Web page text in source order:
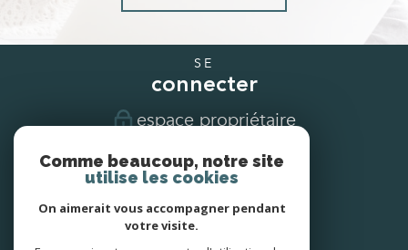
SE
connecter
espace propriétaire
NOUS
suivre
Comme beaucoup, notre site
utilise les cookies
On aimerait vous accompagner pendant
votre visite.